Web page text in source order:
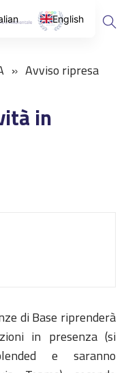
Avviso ripresa
in
di Base riprenderà
in presenza (si
e saranno
English